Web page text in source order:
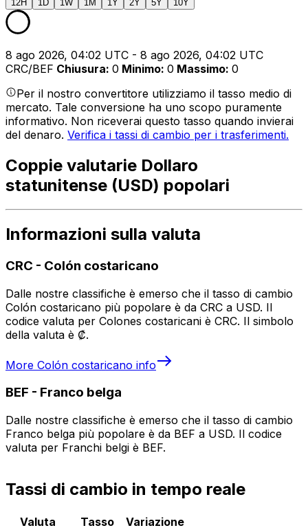
12H 1D 1W 1M 1Y 2Y 5Y 10Y
8 ago 2026, 04:02 UTC - 8 ago 2026, 04:02 UTC
CRC/BEF Chiusura: 0 Minimo: 0 Massimo: 0
Per il nostro convertitore utilizziamo il tasso medio di
mercato. Tale conversione ha uno scopo puramente
informativo. Non riceverai questo tasso quando invierai
del denaro. Verifica i tassi di cambio per i trasferimenti.
Coppie valutarie Dollaro
statunitense (USD) popolari
Informazioni sulla valuta
CRC - Colón costaricano
Dalle nostre classifiche è emerso che il tasso di cambio
Colón costaricano più popolare è da CRC a USD. Il
codice valuta per Colones costaricani è CRC. Il simbolo
della valuta è ₡.
More Colón costaricano info
BEF - Franco belga
Dalle nostre classifiche è emerso che il tasso di cambio
Franco belga più popolare è da BEF a USD. Il codice
valuta per Franchi belgi è BEF.
Tassi di cambio in tempo reale
Valuta Tasso
Variazione